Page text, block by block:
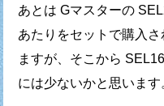
あとは Gマスターの
あたりをセットで購入
ますが、 そこから
には少ないかと思います